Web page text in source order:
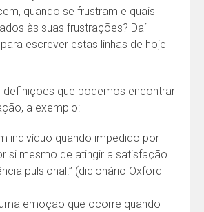
quando se frustram e quais
às suas frustrações? Daí
escrever estas linhas de hoje
definições que podemos encontrar
a exemplo:
indivíduo quando impedido por
si mesmo de atingir a satisfação
pulsional.” (dicionário Oxford
emoção que ocorre quando